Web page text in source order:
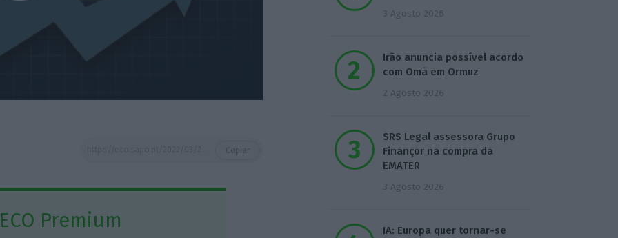
Premium
3 Agosto 2026
Irão anuncia possível acordo
com Omã em Ormuz
2 Agosto 2026
SRS Legal assessora Grupo
Finançor na compra da
EMATER
3 Agosto 2026
IA: Europa quer tornar-se